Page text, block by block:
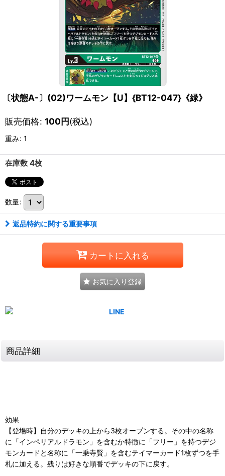
〔状態A-〕(02)ワームモン【U】{BT12-047}《緑》
販売価格: 100円(税込)
重み: 1
在庫数 4枚
数量:
返品特約に関する重要事項
カートに入れる
お気に入り登録
商品詳細
効果
【登場時】自分のデッキの上から3枚オープンする。その中の名称
に「インペリアルドラモン」を含むか特徴に「フリー」を持つデジ
モンカードと名称に「一乗寺賢」を含むテイマーカード1枚ずつを手
札に加える。残りは好きな順番でデッキの下に戻す。